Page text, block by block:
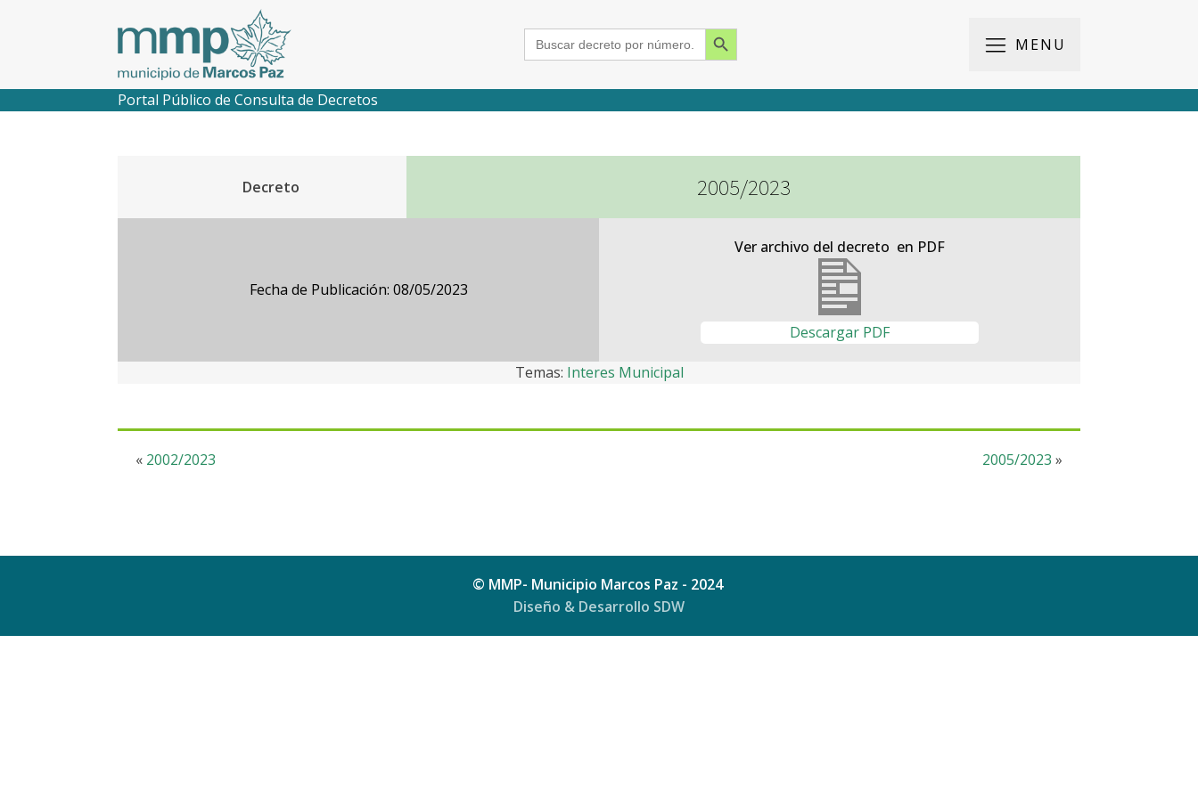
Search
for:
Search Button
MENU
2018
2017
2016
2015
Portal Público de Consulta de Decretos
Decreto 2005/2023
Fecha de Publicación: 08/05/2023
Ver archivo del decreto en PDF
Descargar PDF
Temas: Interes Municipal
« 2002/2023 2005/2023 »
© MMP- Municipio Marcos Paz - 2024
Diseño & Desarrollo SDW